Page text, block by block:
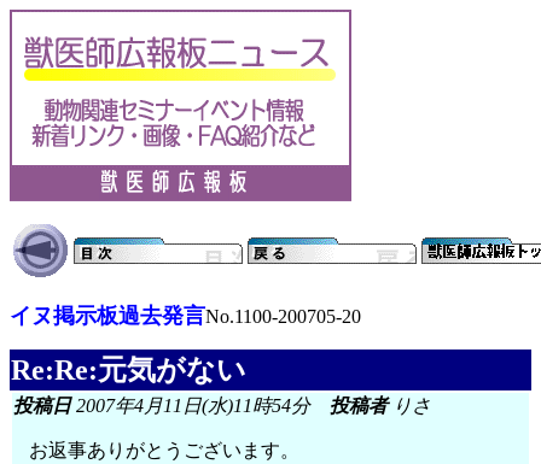
イヌ掲示板過去発言No.1100-200705-20
Re:Re:元気がない
投稿日2007年4月11日(水)11時54分 投稿者りさ
お返事ありがとうございます。